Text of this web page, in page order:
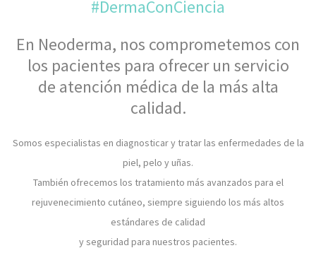
​#DermaConCiencia
En Neoderma, nos comprometemos con
los pacientes para ofrecer un servicio
​de atención médica de la más alta
calidad.
Somos especialistas en diagnosticar y tratar las enfermedades de la
piel, pelo y uñas.
También ofrecemos los tratamiento más avanzados para el
rejuvenecimiento cutáneo, siempre siguiendo los más altos
estándares de calidad
​y seguridad para nuestros pacientes.